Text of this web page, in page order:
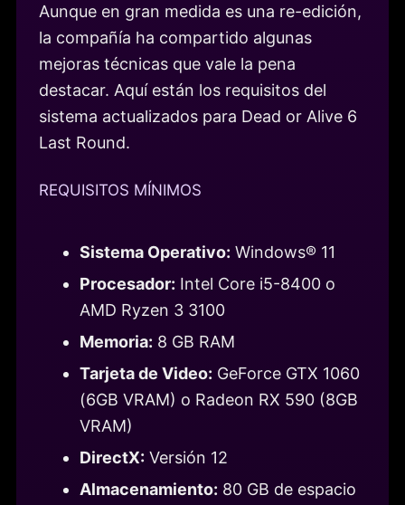
Aunque en gran medida es una re-edición,
la compañía ha compartido algunas
mejoras técnicas que vale la pena
destacar. Aquí están los requisitos del
sistema actualizados para Dead or Alive 6
Last Round.
REQUISITOS MÍNIMOS
Sistema Operativo: Windows® 11
Procesador: Intel Core i5-8400 o
AMD Ryzen 3 3100
Memoria: 8 GB RAM
Tarjeta de Video: GeForce GTX 1060
(6GB VRAM) o Radeon RX 590 (8GB
VRAM)
DirectX: Versión 12
Almacenamiento: 80 GB de espacio